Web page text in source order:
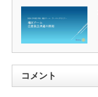
コメント